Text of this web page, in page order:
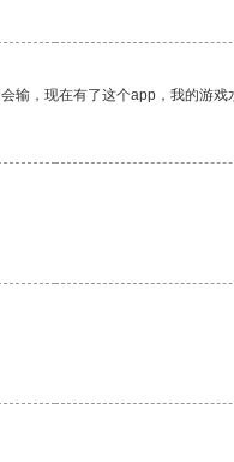
输，现在有了这个app，我的游戏